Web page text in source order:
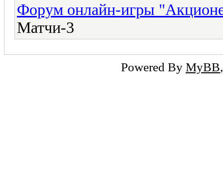
Форум онлайн-игры
Матчи-3
Powered By MyBB